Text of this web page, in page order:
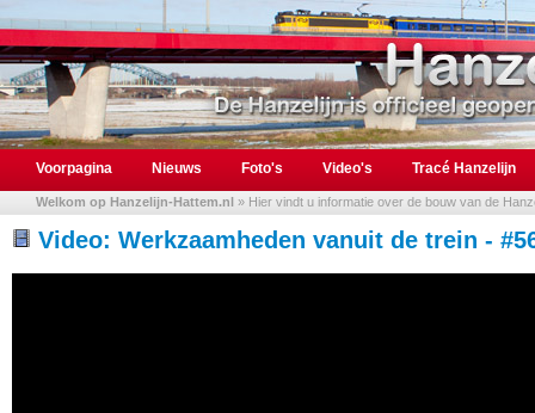
Voorpagina Nieuws Foto's Video's Tracé Hanzelijn
Welkom op Hanzelijn-Hattem.nl » Hier vindt u informatie over de bouw van de
Video: Werkzaamheden vanuit de trein -